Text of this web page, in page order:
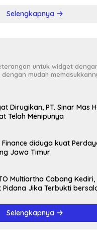
Selengkapnya
untuk widget
mudah
Dirugikan, PT. Sinar Mas
Telah Menipunya
Finance diduga kuat
Jawa Timur
Jika Terbukti
Selengkapnya